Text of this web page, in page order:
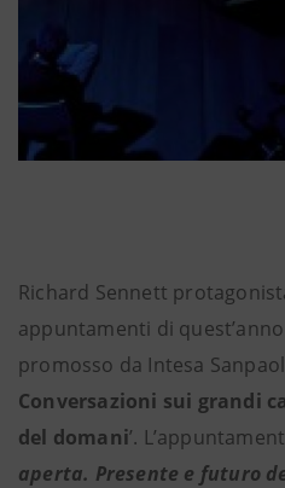
Richard Sennett
appuntamenti di
promosso da Intesa
Conversazioni sui grandi
del domani’.
aperta. Presente e futuro